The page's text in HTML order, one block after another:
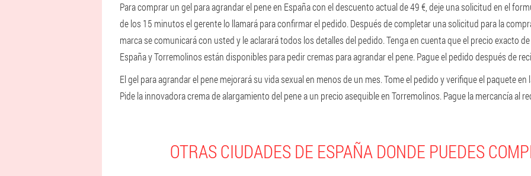
Para comprar un gel para agrandar el pene en España con el descuento actual de 49 €, deje una solicitud en el
de los 15 minutos el gerente lo llamará para confirmar el pedido. Después de completar una solicitud para la
marca se comunicará con usted y le aclarará todos los detalles del pedido. Tenga en cuenta que el precio exacto
España y Torremolinos están disponibles para pedir cremas para agrandar el pene. Pague el pedido después de
El gel para agrandar el pene mejorará su vida sexual en menos de un mes. Tome el pedido y verifique el paquete
Pide la innovadora crema de alargamiento del pene a un precio asequible en Torremolinos. Pague la mercancía al
OTRAS CIUDADES DE ESPAÑA DONDE PUEDES